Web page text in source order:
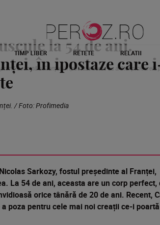
TIMP LIBER RETETE RELATII
doamnă a Franței, în ipostaze care i-au arătat picioarele
/ Foto: Profimedia
la 54 de ani.
în ipostaze care
Sarkozy, fostul președinte al Franței,
La 54 de ani, aceasta are un corp perfect,
orice tânără de 20 de ani. Recent,
poza pentru cele mai noi creații ce-i poartă